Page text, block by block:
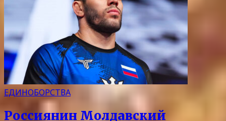
ЕДИНОБОРСТВА
Россиянин Молдавский